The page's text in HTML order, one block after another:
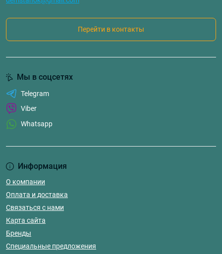
Перейти в контакты
Информация
О компании
Оплата и доставка
Связаться с нами
Карта сайта
Бренды
Специальные предложения
Мы в соцсетях
Telegram
Viber
Whatsapp